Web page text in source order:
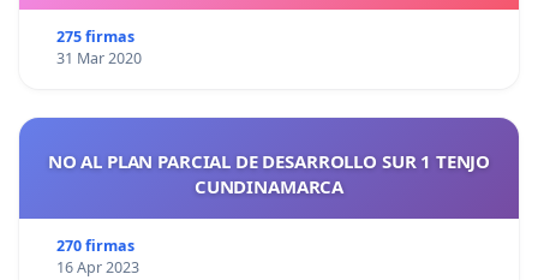
275 firmas
31 Mar 2020
NO AL PLAN PARCIAL DE DESARROLLO SUR 1 TENJO
CUNDINAMARCA
270 firmas
16 Apr 2023